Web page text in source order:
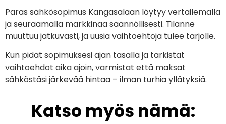
Paras sähkösopimus Kangasalaan löytyy vertailemalla
ja seuraamalla markkinaa säännöllisesti. Tilanne
muuttuu jatkuvasti, ja uusia vaihtoehtoja tulee tarjolle.
Kun pidät sopimuksesi ajan tasalla ja tarkistat
vaihtoehdot aika ajoin, varmistat että maksat
sähköstäsi järkevää hintaa – ilman turhia yllätyksiä.
Katso myös nämä: